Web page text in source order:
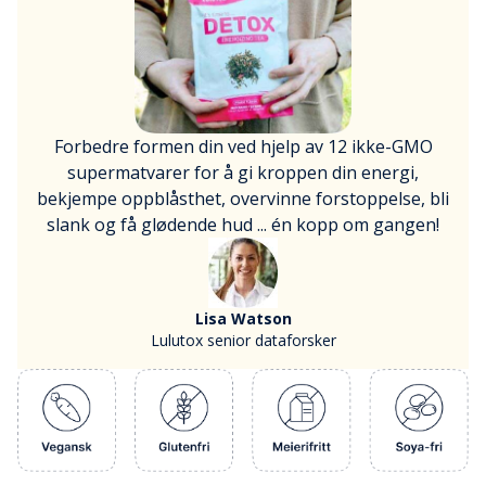
Forbedre formen din ved hjelp av 12 ikke-GMO
supermatvarer for å gi kroppen din energi,
bekjempe oppblåsthet, overvinne forstoppelse, bli
slank og få glødende hud ... én kopp om gangen!
Lisa Watson
Lulutox senior dataforsker